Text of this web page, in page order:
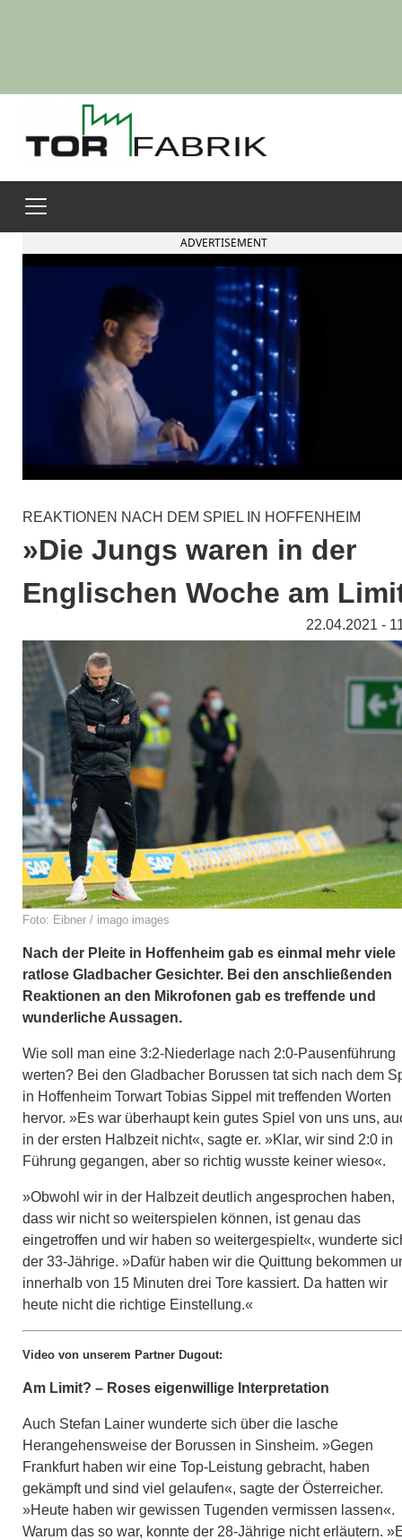
ADVERTISEMENT
REAKTIONEN NACH DEM SPIEL IN HOFFENHEIM
»Die Jungs waren in der
Englischen Woche am
22.04.2021 -
Foto: Eibner / imago images
Nach der Pleite in Hoffenheim gab es einmal mehr viele
ratlose Gladbacher Gesichter. Bei den anschließenden
Reaktionen an den Mikrofonen gab es treffende und
wunderliche Aussagen.
Wie soll man eine 3:2-Niederlage nach 2:0-Pausenführung
werten? Bei den Gladbacher Borussen tat sich nach dem
in Hoffenheim Torwart Tobias Sippel mit treffenden Worten
hervor. »Es war überhaupt kein gutes Spiel von uns uns,
in der ersten Halbzeit nicht«, sagte er. »Klar, wir sind 2:0 in
Führung gegangen, aber so richtig wusste keiner wieso«.
»Obwohl wir in der Halbzeit deutlich angesprochen haben,
dass wir nicht so weiterspielen können, ist genau das
eingetroffen und wir haben so weitergespielt«, wunderte
der 33-Jährige. »Dafür haben wir die Quittung bekommen
innerhalb von 15 Minuten drei Tore kassiert. Da hatten wir
heute nicht die richtige Einstellung.«
Video von unserem Partner Dugout:
Am Limit? – Roses eigenwillige Interpretation
Auch Stefan Lainer wunderte sich über die lasche
Herangehensweise der Borussen in Sinsheim. »Gegen
Frankfurt haben wir eine Top-Leistung gebracht, haben
gekämpft und sind viel gelaufen«, sagte der Österreicher.
»Heute haben wir gewissen Tugenden vermissen lassen«.
Warum das so war, konnte der 28-Jährige nicht erläutern.